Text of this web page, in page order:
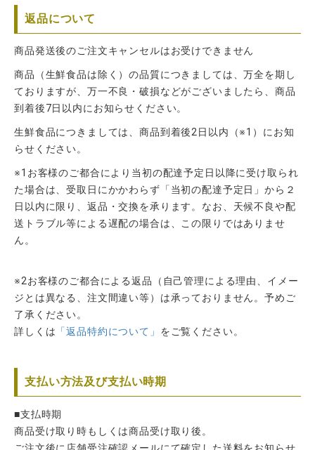
返品について
商品発送後のご注文キャンセルはお受けできません
商品（生鮮食品は除く）の品質につきましては、万全を期し
ておりますが、万一不良・破損などがございましたら、商品
到着後7日以内にお知らせください。
生鮮食品につきましては、商品到着後2日以内（※1）にお知
らせください。
※1お客様のご都合により当初の配達予定日以降に受け取られ
た場合は、受取日にかかわらず「当初の配達予定日」から２
日以内に限り、返品・交換を承ります。なお、天候不良や配
送トラブル等による遅配の場合は、この限りではありませ
ん。
※2お客様のご都合による返品（自己管理による理由、イメー
ジとは異なる、注文間違い等）は承っておりません。予めご
了承ください。
詳しくは 「返品特約について」 をご覧ください。
支払い方法及び支払い時期
■支払時期
商品受け取り時もしくは商品受け取り後。